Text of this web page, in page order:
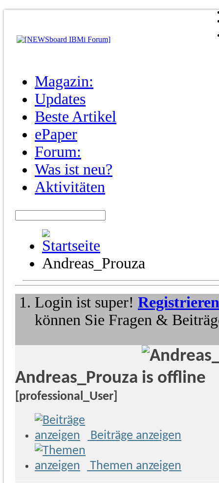
Magazin:
Updates
Beste Artikel
ePaper
Forum:
Was ist neu?
Aktivitäten
Andreas_Prouza
Login ist super! Registrieren
können Sie Fragen &
Andreas_Prouza
[professional_User]
Beiträge anzeigen
Themen anzeigen